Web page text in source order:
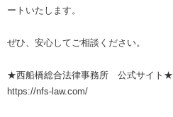
ートいたします。
ぜひ、安心してご相談ください。
★西船橋総合法律事務所 公式サイト★
https://nfs-law.com/